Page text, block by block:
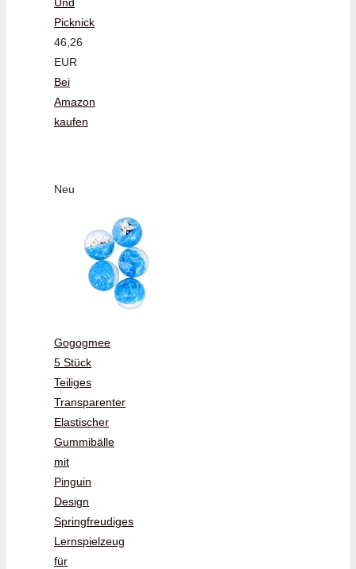
Und
Picknick
46,26
EUR
Bei
Amazon
kaufen
Neu
Gogogmee
5 Stück
Teiliges
Transparenter
Elastischer
Gummibälle
mit
Pinguin
Design
Springfreudiges
Lernspielzeug
für